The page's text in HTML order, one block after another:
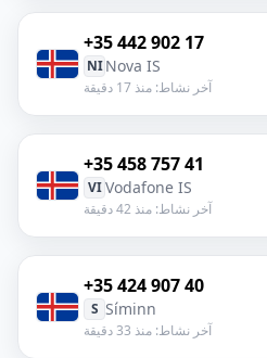
+35 442 902 17
NI Nova IS
آخر نشاط: منذ 17 دقيقة
+35 458 757 41
VI Vodafone IS
آخر نشاط: منذ 42 دقيقة
+35 424 907 40
S Síminn
آخر نشاط: منذ 33 دقيقة